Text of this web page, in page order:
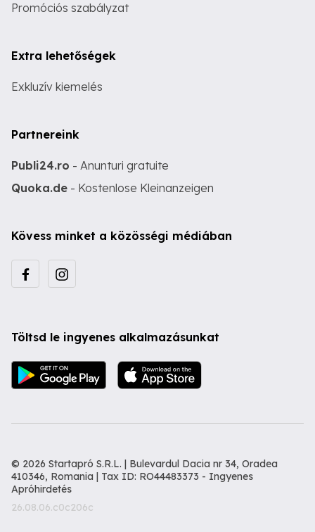
Promóciós szabályzat
Extra lehetőségek
Exkluzív kiemelés
Partnereink
Publi24.ro - Anunturi gratuite
Quoka.de - Kostenlose Kleinanzeigen
Kövess minket a közösségi médiában
Töltsd le ingyenes alkalmazásunkat
© 2026 Startapró S.R.L. | Bulevardul Dacia nr 34, Oradea
410346, Romania | Tax ID: RO44483373 - Ingyenes
Apróhirdetés
26.08.06.c0c206c